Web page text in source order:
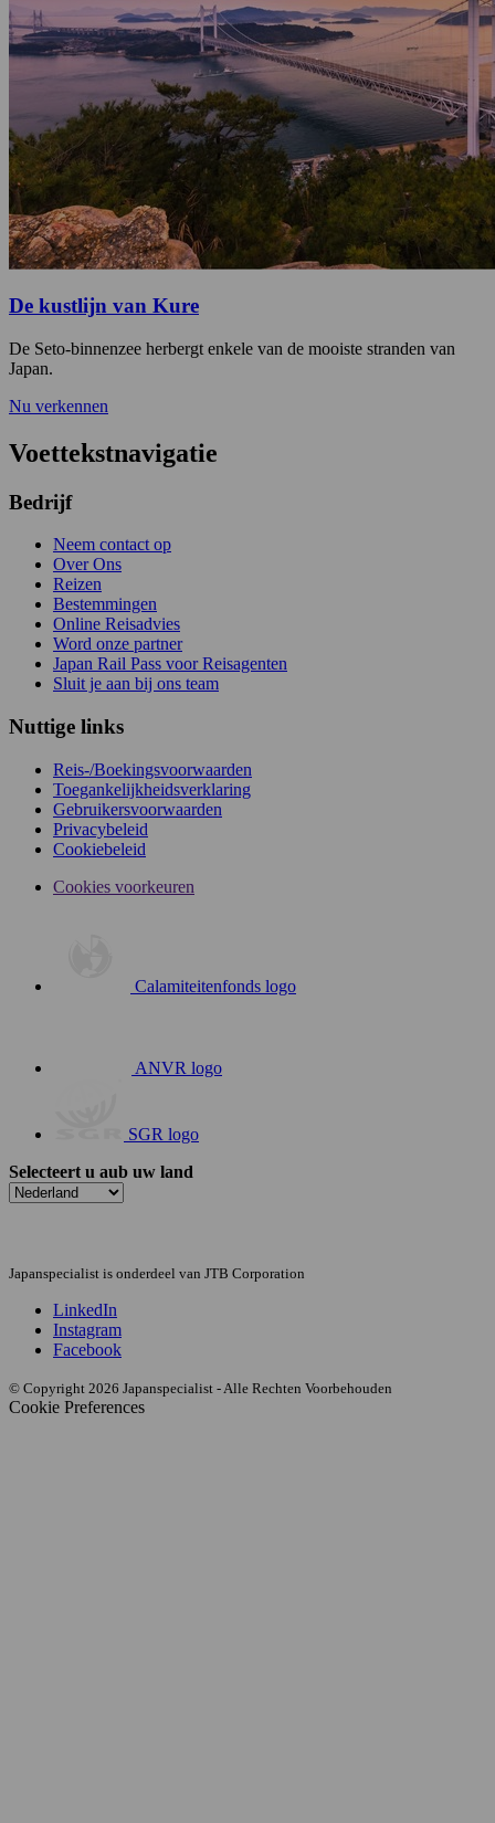
De kustlijn van Kure
De Seto-binnenzee herbergt enkele van de mooiste stranden van
Japan.
Nu verkennen
Voettekstnavigatie
Bedrijf
Neem contact op
Over Ons
Reizen
Bestemmingen
Online Reisadvies
Word onze partner
Japan Rail Pass voor Reisagenten
Sluit je aan bij ons team
Nuttige links
Reis-/Boekingsvoorwaarden
Toegankelijkheidsverklaring
Gebruikersvoorwaarden
Privacybeleid
Cookiebeleid
Cookies voorkeuren
Calamiteitenfonds logo
ANVR logo
SGR logo
Selecteert u aub uw land
Japanspecialist is onderdeel van JTB Corporation
LinkedIn
Instagram
Facebook
© Copyright 2026 Japanspecialist - Alle Rechten Voorbehouden
Cookie Preferences